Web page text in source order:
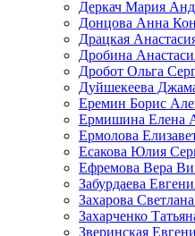
Деркач Мария
Донцова Анна
Драцкая
Дробина
Дробот Ольга
Дуйшекеева
Еремин Борис
Ермишина Елена
Ермолова
Есакова Юлия
Ефремова Вера
Забурдаева
Захарова
Захарченко
Зверинская